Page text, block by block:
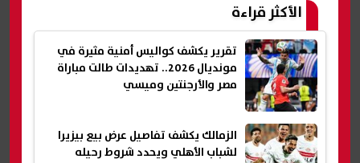
الأكثر قراءة
تقرير يكشف كواليس أمنية مثيرة في
مونديال 2026.. تهديدات طالت مباراة
مصر والأرجنتين وميسي
الزمالك يكشف تفاصيل عرض بيع بيزيرا
لشباب الأهلي ويحدد شروط رحيله